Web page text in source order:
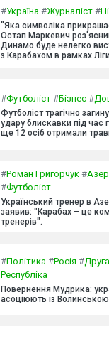
#Україна #Журналіст #
"Яка символіка
Остап Маркевич
Динамо буде нелегко
з Карабахом в рамках
#Футболіст #Бізнес #
Футболіст трагічно
удару блискавки під час
ще 12 осіб отримали
#Роман Григорчук #
#Футболіст
Український тренер в
заявив: "Карабах – це
тренерів".
#Політика #Росія #
Республіка
Повернення Мудрика:
асоціюють із